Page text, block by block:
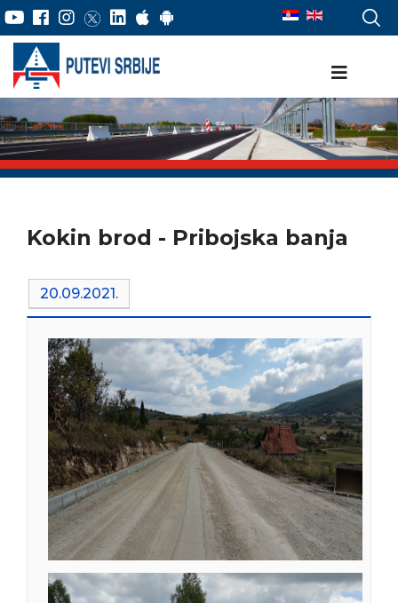
Kokin brod - Pribojska banja
20.09.2021.